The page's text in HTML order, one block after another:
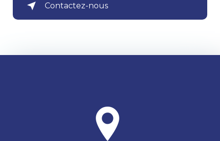
Contactez-nous